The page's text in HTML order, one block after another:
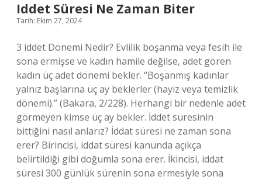
Iddet Süresi Ne Zaman Biter
Tarih: Ekim 27, 2024
3 iddet Dönemi Nedir? Evlilik boşanma veya fesih ile
sona ermişse ve kadın hamile değilse, adet gören
kadın üç adet dönemi bekler. “Boşanmış kadınlar
yalnız başlarına üç ay beklerler (hayız veya temizlik
dönemi).” (Bakara, 2/228). Herhangi bir nedenle adet
görmeyen kimse üç ay bekler. İddet süresinin
bittiğini nasıl anlarız? İddat süresi ne zaman sona
erer? Birincisi, iddat süresi kanunda açıkça
belirtildiği gibi doğumla sona erer. İkincisi, iddat
süresi 300 günlük sürenin sona ermesiyle sona